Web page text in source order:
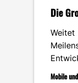
Die
Weitet
Mobile